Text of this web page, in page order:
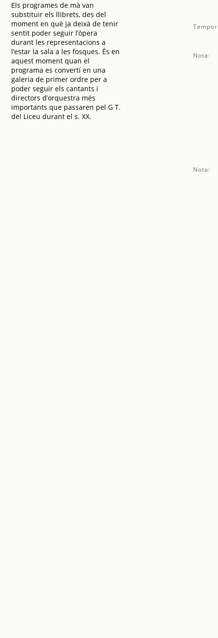
Els programes de mà van
substituir els llibrets, des del
moment en què ja deixà de tenir
sentit poder seguir l’òpera
durant les representacions a
l’estar la sala a les fosques. És en
aquest moment quan el
programa es convertí en una
galeria de primer ordre per a
poder seguir els cantants i
directors d’orquestra més
importants que passaren pel G T.
del Liceu durant el s. XX.
Nota:
Nota: